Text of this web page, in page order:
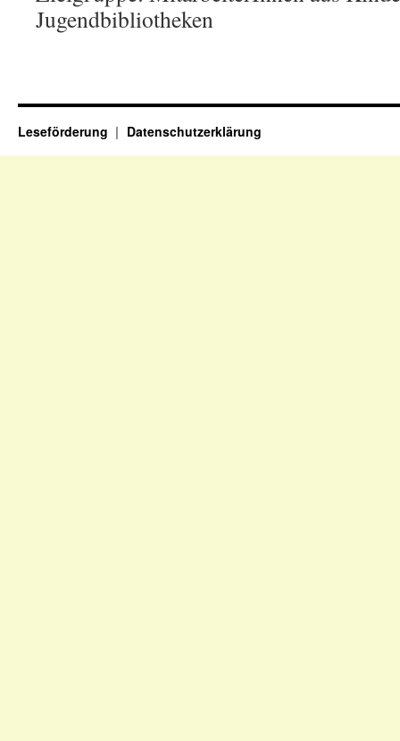
Jugendbibliotheken
Leseförderung Datenschutzerklärung